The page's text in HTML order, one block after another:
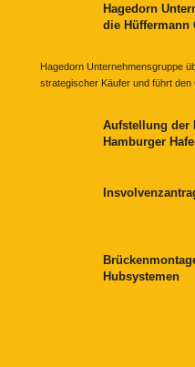
Hagedorn
die Hüffermann
Hagedorn Unternehmensgruppe
strategischer Käufer und führt den
Aufstellung der
Hamburger
Hubsystemen